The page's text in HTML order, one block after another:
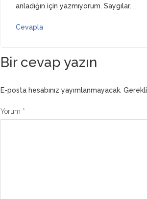
anladığın için yazmıyorum. Saygılar. .
Cevapla
Bir cevap yazın
E-posta hesabınız yayımlanmayacak.
Yorum *